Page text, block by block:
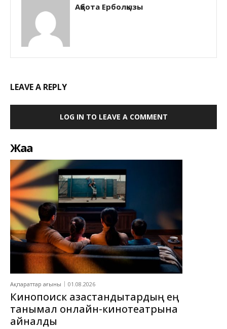
Ақбота Ерболқызы
LEAVE A REPLY
LOG IN TO LEAVE A COMMENT
Жаңа
Ақпараттар ағыны 01.08.2026
Кинопоиск қазақстандықтардың ең
танымал онлайн-кинотеатрына
айналды